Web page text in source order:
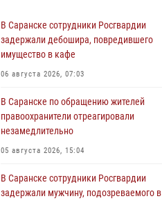
В Саранске сотрудники Росгвардии
задержали дебошира, повредившего
имущество в кафе
06 августа 2026, 07:03
В Саранске по обращению жителей
правоохранители отреагировали
незамедлительно
05 августа 2026, 15:04
В Саранске сотрудники Росгвардии
задержали мужчину, подозреваемого в